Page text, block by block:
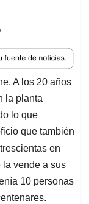
A los 20 años
la planta
lo que
que también
en
la vende a sus
10 personas